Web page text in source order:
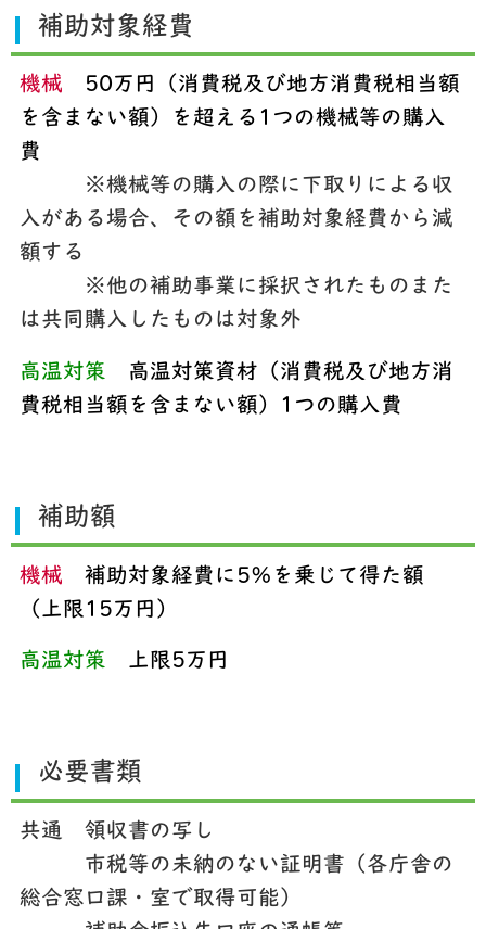
補助対象経費
機械
50万円（消費税及び地方消費税相当額
を含まない額）を超える1つの機械等の購入
費
※機械等の購入の際に下取りによる収
入がある場合、その額を補助対象経費から減
額する
※他の補助事業に採択されたものまた
は共同購入したものは対象外
高温対策
高温対策資材（消費税及び地方消
費税相当額を含まない額）1つの購入費
補助額
機械 補助対象経費に5％を乗じて得た額
（上限15万円）
高温対策 上限5万円
必要書類
共通 領収書の写し
市税等の未納のない証明書（各庁舎の
総合窓口課・室で取得可能）